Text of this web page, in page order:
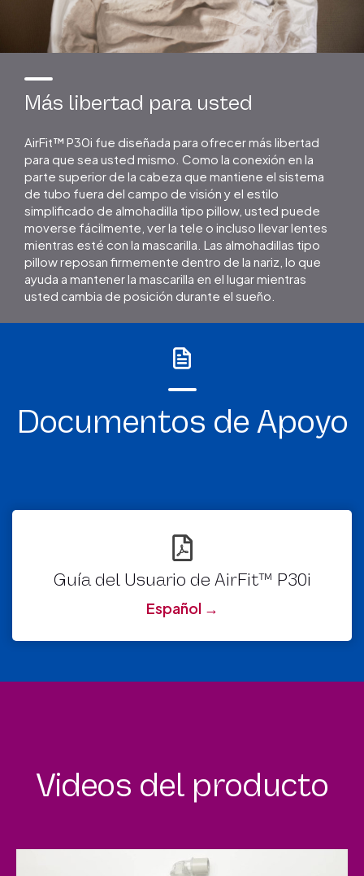
Más libertad para usted
AirFit™ P30i fue diseñada para ofrecer más libertad
para que sea usted mismo. Como la conexión en la
parte superior de la cabeza que mantiene el sistema
de tubo fuera del campo de visión y el estilo
simplificado de almohadilla tipo pillow, usted puede
moverse fácilmente, ver la tele o incluso llevar lentes
mientras esté con la mascarilla. Las almohadillas tipo
pillow reposan firmemente dentro de la nariz, lo que
ayuda a mantener la mascarilla en el lugar mientras
usted cambia de posición durante el sueño.
Documentos de Apoyo
Guía del Usuario de AirFit™ P30i
Español →
Videos del producto